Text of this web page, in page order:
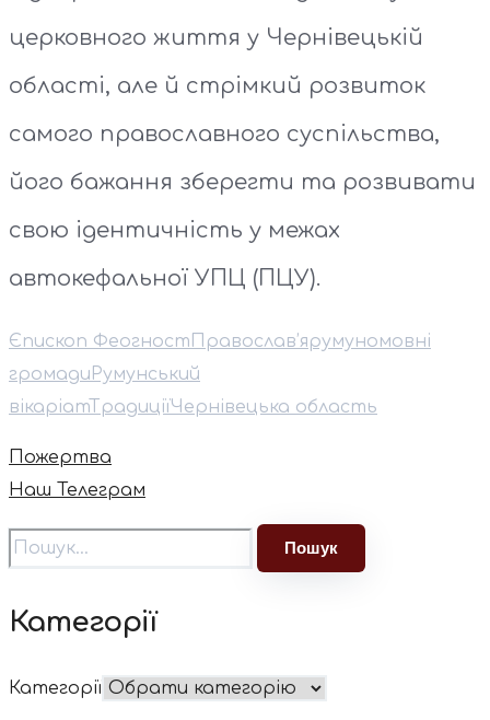
церковного життя у Чернівецькій
області, але й стрімкий розвиток
самого православного суспільства,
його бажання зберегти та розвивати
свою ідентичність у межах
автокефальної УПЦ (ПЦУ).
Єпископ Феогност Православ’ярумуномовні
громади Румунський
вікаріатТрадиціїЧернівецька область
Пожертва
Наш Телеграм
Категорії
Категорії